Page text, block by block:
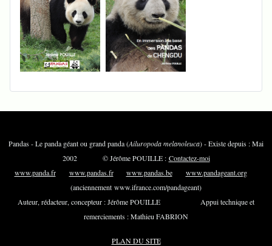
Pandas - Le panda géant ou grand panda (Ailuropoda melanoleuca) - Existe depuis : Mai
2002 © Jérôme POUILLE : Contactez-moi
www.panda.fr
www.pandas.fr www.pandas.be
www.pandageant.org
(anciennement www.ifrance.com/pandageant)
Auteur, rédacteur, concepteur : Jérôme POUILLE Appui technique et
remerciements : Mathieu FABRION
PLAN DU SITE